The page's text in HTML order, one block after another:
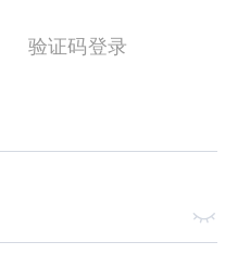
验证码登录